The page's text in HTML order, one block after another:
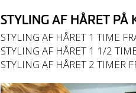
STYLING AF HÅRET
STYLING AF HÅRET 1 TIME
STYLING AF HÅRET 1 1/2
STYLING AF HÅRET 2 TIMER